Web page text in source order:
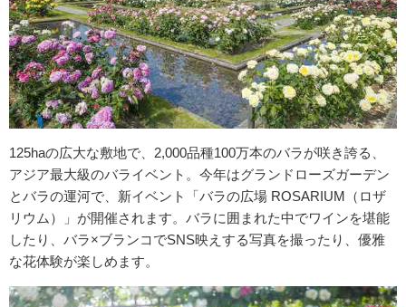
125haの広大な敷地で、2,000品種100万本のバラが咲き誇る、
アジア最大級のバライベント。今年はグランドローズガーデン
とバラの運河で、新イベント「バラの広場 ROSARIUM（ロザ
リウム）」が開催されます。バラに囲まれた中でワインを堪能
したり、バラ×ブランコでSNS映えする写真を撮ったり、優雅
な花体験が楽しめます。